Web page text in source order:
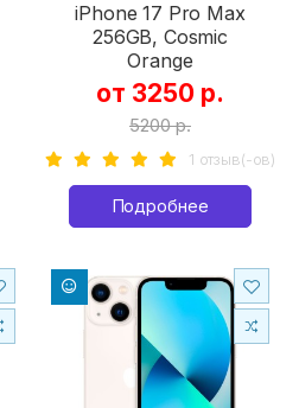
iPhone 17 Pro Max
256GB, Cosmic
Orange
от 3250 р.
5200 р.
1 отзыв(-ов)
Подробнее